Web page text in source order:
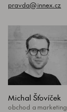
pravda@innex.cz
Michal Šťovíček
obchod a marketing